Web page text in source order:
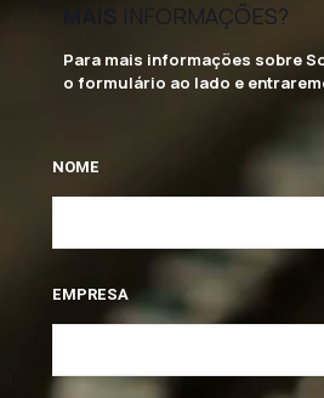
INFORMAÇÕES?
Para mais informações sobre
o formulário ao lado e
NOME
EMPRESA